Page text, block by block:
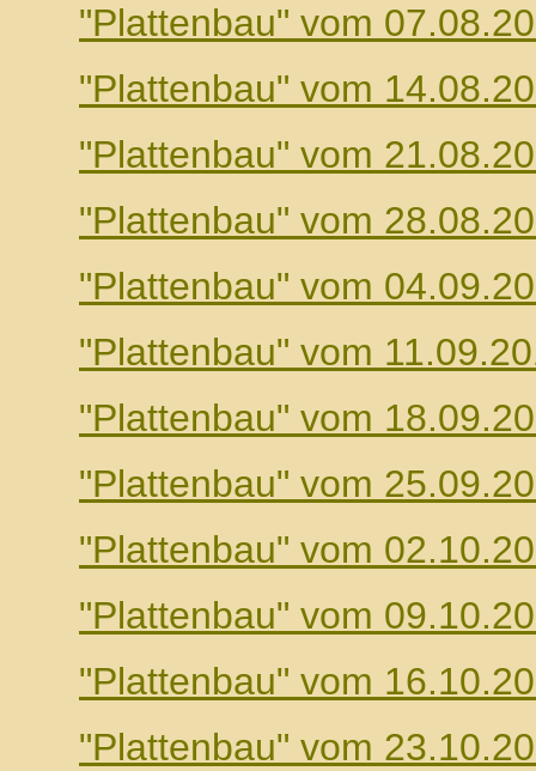
"Plattenbau" vom
"Plattenbau" vom
"Plattenbau" vom
"Plattenbau" vom
"Plattenbau" vom
"Plattenbau" vom
"Plattenbau" vom
"Plattenbau" vom
"Plattenbau" vom
"Plattenbau" vom
"Plattenbau" vom
"Plattenbau" vom